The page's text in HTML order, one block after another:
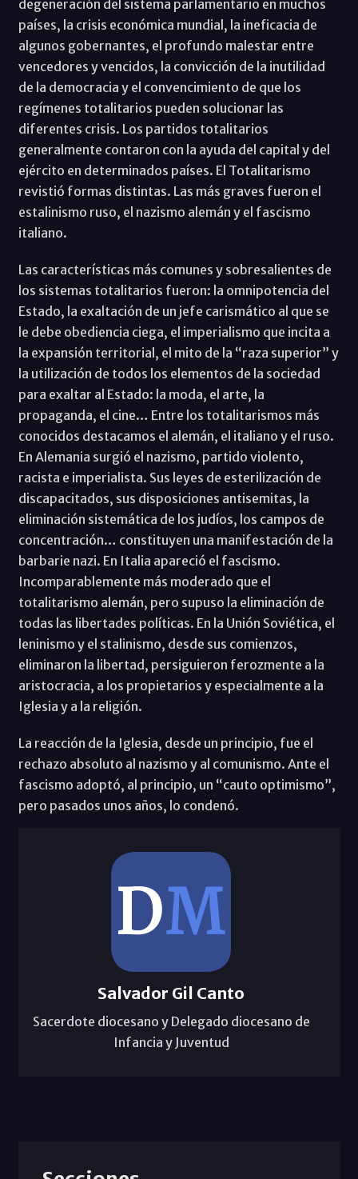
degeneración del sistema parlamentario en muchos
países, la crisis económica mundial, la ineficacia de
algunos gobernantes, el profundo malestar entre
vencedores y vencidos, la convicción de la inutilidad
de la democracia y el convencimiento de que los
regímenes totalitarios pueden solucionar las
diferentes crisis. Los partidos totalitarios
generalmente contaron con la ayuda del capital y del
ejército en determinados países. El Totalitarismo
revistió formas distintas. Las más graves fueron el
estalinismo ruso, el nazismo alemán y el fascismo
italiano.
Las características más comunes y sobresalientes de
los sistemas totalitarios fueron: la omnipotencia del
Estado, la exaltación de un jefe carismático al que se
le debe obediencia ciega, el imperialismo que incita a
la expansión territorial, el mito de la “raza superior” y
la utilización de todos los elementos de la sociedad
para exaltar al Estado: la moda, el arte, la
propaganda, el cine… Entre los totalitarismos más
conocidos destacamos el alemán, el italiano y el ruso.
En Alemania surgió el nazismo, partido violento,
racista e imperialista. Sus leyes de esterilización de
discapacitados, sus disposiciones antisemitas, la
eliminación sistemática de los judíos, los campos de
concentración… constituyen una manifestación de la
barbarie nazi. En Italia apareció el fascismo.
Incomparablemente más moderado que el
totalitarismo alemán, pero supuso la eliminación de
todas las libertades políticas. En la Unión Soviética, el
leninismo y el stalinismo, desde sus comienzos,
eliminaron la libertad, persiguieron ferozmente a la
aristocracia, a los propietarios y especialmente a la
Iglesia y a la religión.
La reacción de la Iglesia, desde un principio, fue el
rechazo absoluto al nazismo y al comunismo. Ante el
fascismo adoptó, al principio, un “cauto optimismo”,
pero pasados unos años, lo condenó.
Salvador Gil Canto
Sacerdote diocesano y Delegado diocesano de
Infancia y Juventud